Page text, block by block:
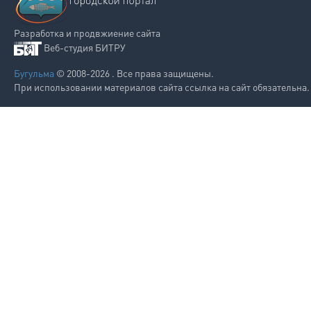
Разработка и продвжиение сайта
Веб-студия БИТРУ
Бугульма © 2008-2026 . Все права защищены.
При использовании материалов сайта ссылка на сайт обязательна.